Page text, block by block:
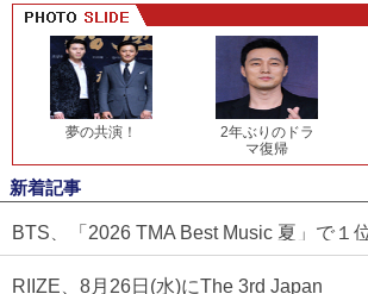
夢の共演！
2年ぶりのドラ
マ復帰
新着記事
BTS、「2026 TMA Best Music 夏」で１
RIIZE、8月26日(水)にThe 3rd Japan